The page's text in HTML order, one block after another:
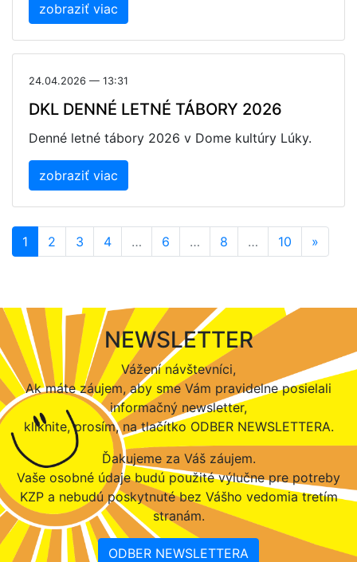
zobraziť viac
24.04.2026 — 13:31
DKL DENNÉ LETNÉ TÁBORY 2026
Denné letné tábory 2026 v Dome kultúry Lúky.
zobraziť viac
1 2 3 4 … 6 … 8 … 10 »
NEWSLETTER
Vážení návštevníci,
Ak máte záujem, aby sme Vám pravidelne posielali
informačný newsletter,
kliknite, prosím, na tlačítko ODBER NEWSLETTERA.
Ďakujeme za Váš záujem.
Vaše osobné údaje budú použité výlučne pre potreby
KZP a nebudú poskytnuté bez Vášho vedomia tretím
stranám.
ODBER NEWSLETTERA